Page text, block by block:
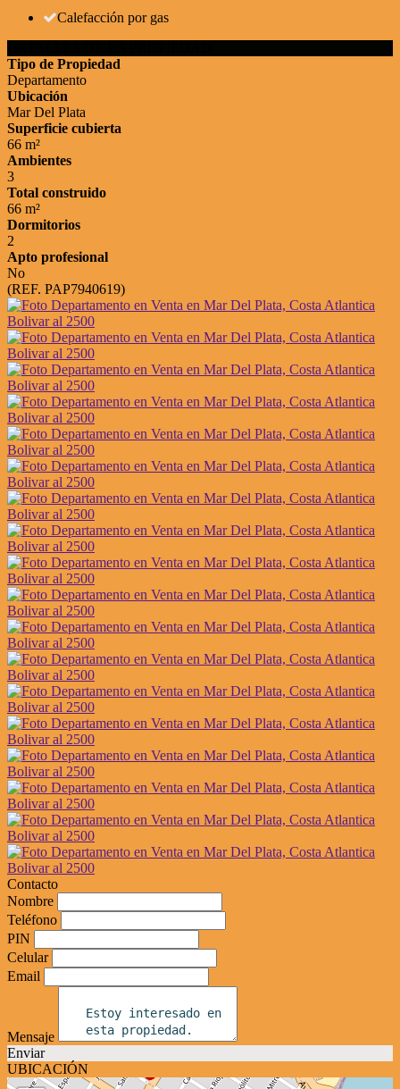
Calefacción por gas
Tipo de Propiedad
Departamento
Ubicación
Mar Del Plata
Superficie cubierta
66 m²
Ambientes
3
Total construido
66 m²
Dormitorios
2
Apto profesional
No
(REF. PAP7940619)
Contacto
Nombre
Teléfono
PIN
Celular
Email
Mensaje
Enviar
UBICACIÓN